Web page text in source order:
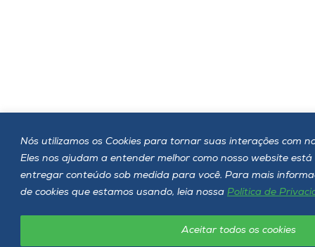
Nós utilizamos os Cookies para tornar suas interações com
Eles nos ajudam a entender melhor como nosso website
entregar conteúdo sob medida para você. Para mais
de cookies que estamos usando, leia nossa Política de
Aceitar todos os cookies